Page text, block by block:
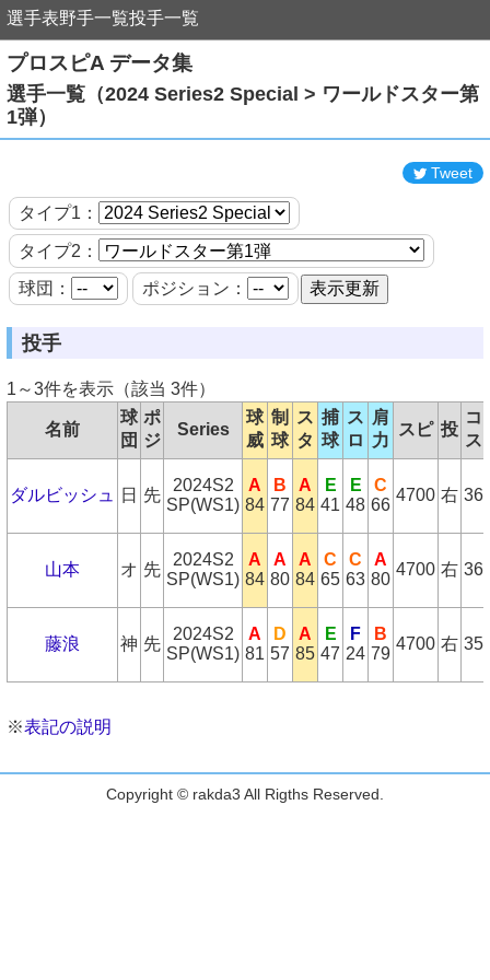
選手表野手一覧投手一覧
プロスピA データ集
選手一覧（2024 Series2 Special > ワールドスター第
1弾）
Tweet
タイプ1：
タイプ2：
球団：
ポジション：
投手
1～3件を表示（該当 3件）
名前
球
団
ポ
ジ
Series
球
威
制
球
ス
タ
捕
球
ス
ロ
肩
力
スピ 投
コ
ス
ダルビッシュ 日 先
2024S2
SP(WS1)
A
84
B
77
A
84
E
41
E
48
C
66
4700 右 36
山本 オ 先
2024S2
SP(WS1)
A
84
A
80
A
84
C
65
C
63
A
80
4700 右 36
藤浪 神 先
2024S2
SP(WS1)
A
81
D
57
A
85
E
47
F
24
B
79
4700 右 35
※表記の説明
Copyright © rakda3 All Rigths Reserved.